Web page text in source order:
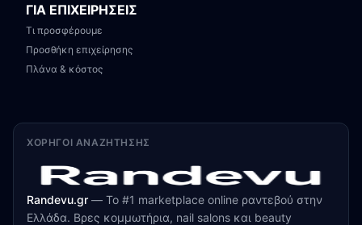
ΓΙΑ ΕΠΙΧΕΙΡΗΣΕΙΣ
Τι προσφέρουμε
Προσθήκη επιχείρησης
Πλάνα & κόστος
ΧΟΡΗΓΟΊ ΑΝΑΖΉΤΗΣΗΣ
Randevu.gr — Το #1 marketplace online ραντεβού στην
Ελλάδα. Βρες κομμωτήρια, nail salons και beauty